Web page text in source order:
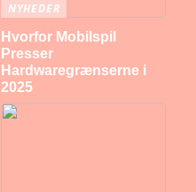
NYHEDER
Hvorfor Mobilspil
Presser
Hardwaregrænserne i
2025